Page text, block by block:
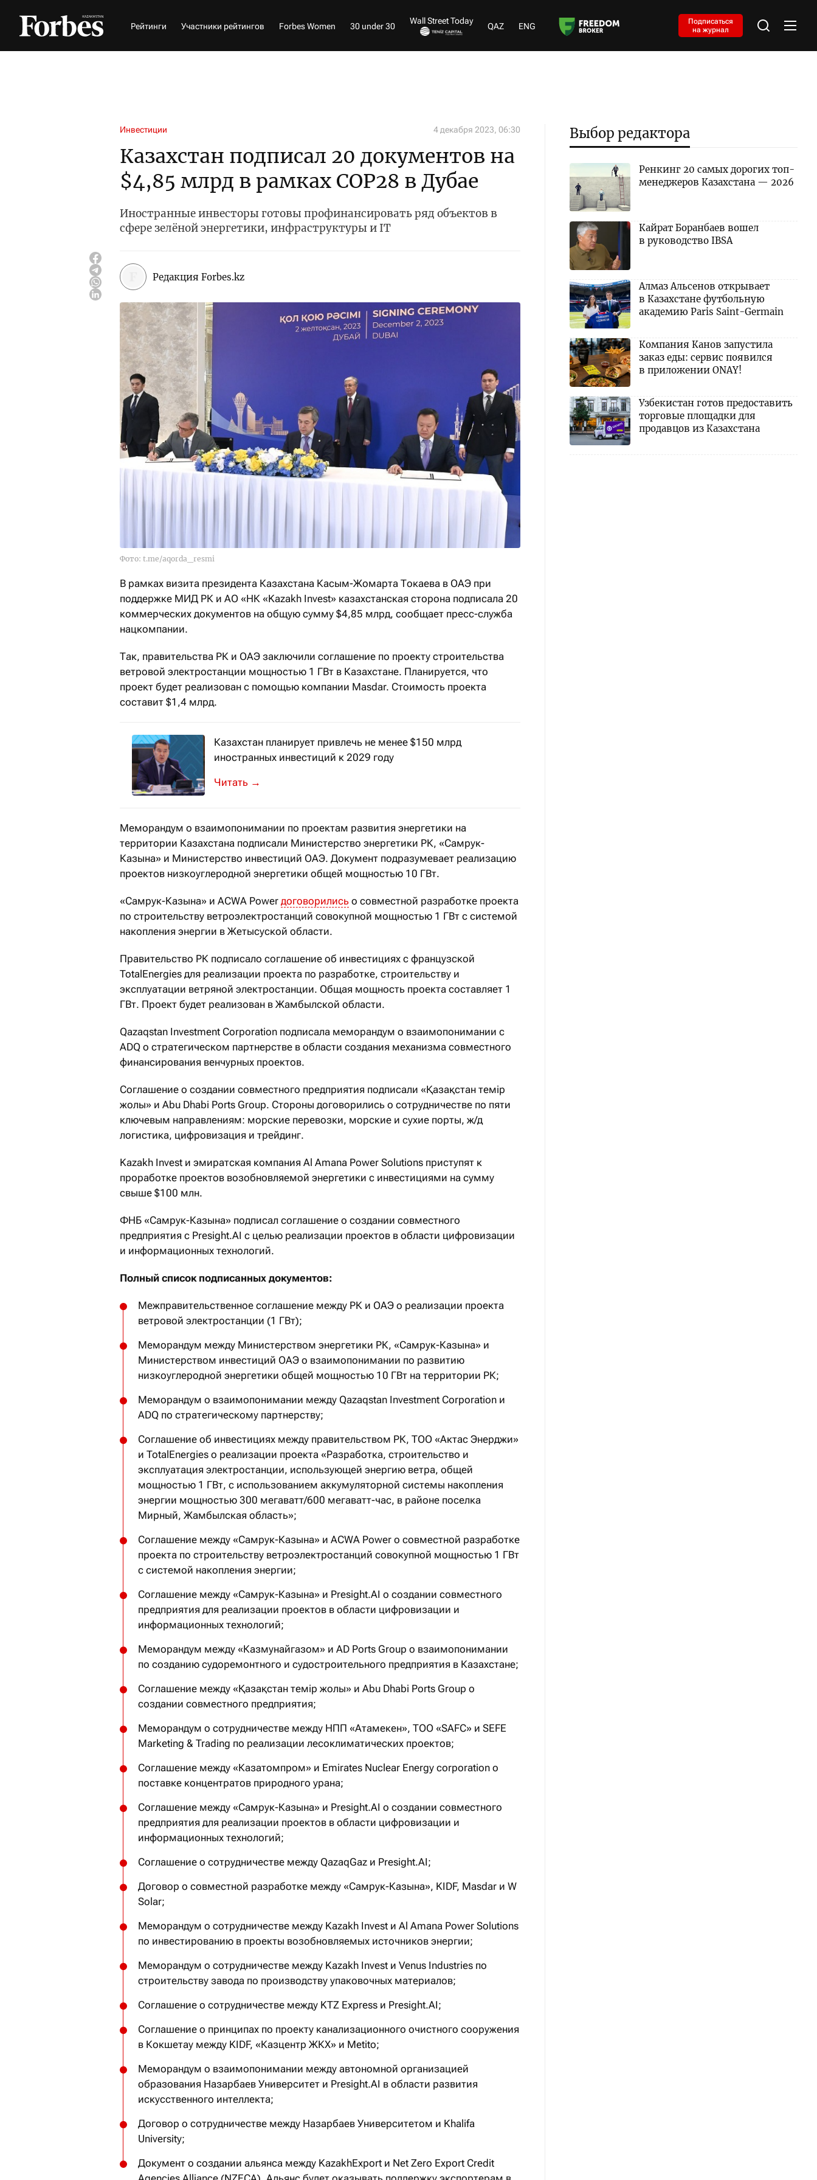
Рейтинги Участники рейтингов Forbes Women 30 under 30
Wall Street Today
QAZ ENG
Подписаться
на журнал
Инвестиции 4 декабря 2023, 06:30
Казахстан подписал 20 документов на
$4,85 млрд в рамках COP28 в Дубае
Иностранные инвесторы готовы профинансировать ряд объектов в
сфере зелёной энергетики, инфраструктуры и IT
Редакция Forbes.kz
Фото: t.me/aqorda_resmi
В рамках визита президента Казахстана Касым-Жомарта Токаева в ОАЭ при
поддержке МИД РК и АО «НК «Kazakh Invest» казахстанская сторона подписала 20
коммерческих документов на общую сумму $4,85 млрд, сообщает пресс-служба
нацкомпании.
Так, правительства РК и ОАЭ заключили соглашение по проекту строительства
ветровой электростанции мощностью 1 ГВт в Казахстане. Планируется, что
проект будет реализован с помощью компании Masdar. Стоимость проекта
составит $1,4 млрд.
Казахстан планирует привлечь не менее $150 млрд
иностранных инвестиций к 2029 году
Об этом сообщил премьер-министр Алихан Смаилов
→
Меморандум о взаимопонимании по проектам развития энергетики на
территории Казахстана подписали Министерство энергетики РК, «Самрук-
Казына» и Министерство инвестиций ОАЭ. Документ подразумевает реализацию
проектов низкоуглеродной энергетики общей мощностью 10 ГВт.
«Самрук-Казына» и ACWA Power договорились о совместной разработке проекта
по строительству ветроэлектростанций совокупной мощностью 1 ГВт с системой
накопления энергии в Жетысуской области.
Правительство РК подписало соглашение об инвестициях с французской
TotalEnergies для реализации проекта по разработке, строительству и
эксплуатации ветряной электростанции. Общая мощность проекта составляет 1
ГВт. Проект будет реализован в Жамбылской области.
Qazaqstan Investment Corporation подписала меморандум о взаимопонимании с
ADQ о стратегическом партнерстве в области создания механизма совместного
финансирования венчурных проектов.
Соглашение о создании совместного предприятия подписали «Қазақстан темір
жолы» и Abu Dhabi Ports Group. Стороны договорились о сотрудничестве по пяти
ключевым направлениям: морские перевозки, морские и сухие порты, ж/д
логистика, цифровизация и трейдинг.
Kazakh Invest и эмиратская компания Al Amana Power Solutions приступят к
проработке проектов возобновляемой энергетики с инвестициями на сумму
свыше $100 млн.
ФНБ «Самрук-Казына» подписал соглашение о создании совместного
предприятия с Presight.AI с целью реализации проектов в области цифровизации
и информационных технологий.
Полный список подписанных документов:
Межправительственное соглашение между РК и ОАЭ о реализации проекта
ветровой электростанции (1 ГВт);
Меморандум между Министерством энергетики РК, «Самрук-Казына» и
Министерством инвестиций ОАЭ о взаимопонимании по развитию
низкоуглеродной энергетики общей мощностью 10 ГВт на территории РК;
Меморандум о взаимопонимании между Qazaqstan Investment Corporation и
ADQ по стратегическому партнерству;
Соглашение об инвестициях между правительством РК, ТОО «Актас Энерджи»
и TotalEnergies о реализации проекта «Разработка, строительство и
эксплуатация электростанции, использующей энергию ветра, общей
мощностью 1 ГВт, с использованием аккумуляторной системы накопления
энергии мощностью 300 мегаватт/600 мегаватт-час, в районе поселка
Мирный, Жамбылская область»;
Соглашение между «Самрук-Казына» и ACWA Power о совместной разработке
проекта по строительству ветроэлектростанций совокупной мощностью 1 ГВт
с системой накопления энергии;
Соглашение между «Самрук-Казына» и Presight.AI о создании совместного
предприятия для реализации проектов в области цифровизации и
информационных технологий;
Меморандум между «Казмунайгазом» и AD Ports Group о взаимопонимании
по созданию судоремонтного и судостроительного предприятия в Казахстане;
Соглашение между «Қазақстан темір жолы» и Abu Dhabi Ports Group о
создании совместного предприятия;
Меморандум о сотрудничестве между НПП «Атамекен», ТОО «SAFC» и SEFE
Marketing & Trading по реализации лесоклиматических проектов;
Соглашение между «Казатомпром» и Emirates Nuclear Energy corporation о
поставке концентратов природного урана;
Соглашение между «Самрук-Казына» и Presight.AI о создании совместного
предприятия для реализации проектов в области цифровизации и
информационных технологий;
Соглашение о сотрудничестве между QazaqGaz и Presight.AI;
Договор о совместной разработке между «Самрук-Казына», KIDF, Masdar и W
Solar;
Меморандум о сотрудничестве между Kazakh Invest и Al Amana Power Solutions
по инвестированию в проекты возобновляемых источников энергии;
Меморандум о сотрудничестве между Kazakh Invest и Venus Industries по
строительству завода по производству упаковочных материалов;
Соглашение о сотрудничестве между KTZ Express и Presight.AI;
Соглашение о принципах по проекту канализационного очистного сооружения
в Кокшетау между KIDF, «Казцентр ЖКХ» и Metito;
Меморандум о взаимопонимании между автономной организацией
образования Назарбаев Университет и Presight.AI в области развития
искусственного интеллекта;
Договор о сотрудничестве между Назарбаев Университетом и Khalifa
University;
Документ о создании альянса между KazakhExport и Net Zero Export Credit
Выбор редактора
Ренкинг 20 самых дорогих топ-
менеджеров Казахстана — 2026
Кайрат Боранбаев вошел
в руководство IBSA
Алмаз Альсенов открывает
в Казахстане футбольную
академию Paris Saint-Germain
Компания Канов запустила
заказ еды: сервис появился
в приложении ONAY!
Узбекистан готов предоставить
торговые площадки для
продавцов из Казахстана